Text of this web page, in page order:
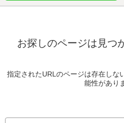
お探しのページは見つ
指定されたURLのページは存在しな
能性があり